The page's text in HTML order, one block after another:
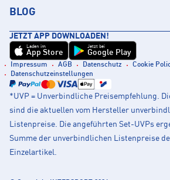
BLOG
JETZT APP DOWNLOADEN!
Laden im
App Store
Jetzt bei
Google Play
Impressum AGB Datenschutz
Cookie
Datenschutzeinstellungen
*UVP = Unverbindliche Preisempfehlung.
sind die aktuellen vom Hersteller
Listenpreise. Die angeführten Set-UVPs
Summe der unverbindlichen Listenpreise
Einzelartikel.